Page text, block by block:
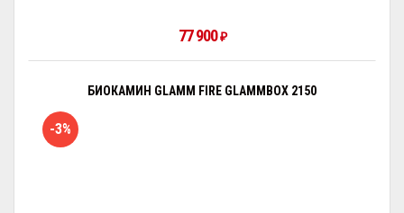
77 900₽
БИОКАМИН GLAMM FIRE GLAMMBOX 2150
-3%